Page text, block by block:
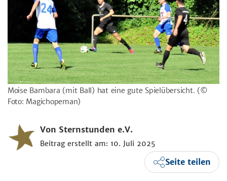
Moise Bambara (mit Ball) hat eine gute Spielübersicht. (©
Foto: Magichopeman)
Von Sternstunden e.V.
Beitrag erstellt am: 10. Juli 2025
Seite teilen